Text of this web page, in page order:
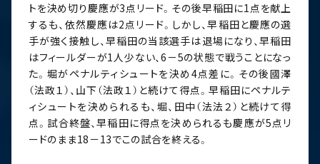
トを決め切り慶應が3点リード。その後早稲田に1点を献上
するも、依然慶應は2点リード。しかし、早稲田と慶應の選
手が強く接触し、早稲田の当該選手は退場になり、早稲田
はフィールダーが1人少ない、6－5の状態で戦うことになっ
た。堀がペナルティシュートを決め4点差に。その後國澤
（法政１）、山下（法政１）と続けて得点。早稲田にペナルテ
ィシュートを決められるも、堀、田中（法法２）と続けて得
点。試合終盤、早稲田に得点を決められるも慶應が5点リ
ードのまま18－13でこの試合を終える。